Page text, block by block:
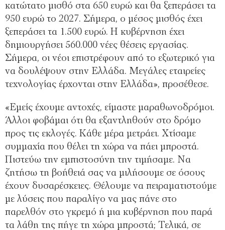
κατώτατο μισθό στα 650 ευρώ και θα ξεπεράσει τα
950 ευρώ το 2027. Σήμερα, ο μέσος μισθός έχει
ξεπεράσει τα 1.500 ευρώ. Η κυβέρνηση έχει
δημιουργήσει 560.000 νέες θέσεις εργασίας.
Σήμερα, οι νέοι επιστρέφουν από το εξωτερικό για
να δουλέψουν στην Ελλάδα. Μεγάλες εταιρείες
τεχνολογίας έρχονται στην Ελλάδα», προσέθεσε.
«Εμείς έχουμε αντοχές, είμαστε μαραθωνοδρόμοι.
Άλλοι φοβάμαι ότι θα εξαντληθούν στο δρόμο
προς τις εκλογές. Κάθε μέρα μετράει. Χτίσαμε
συμμαχία που θέλει τη χώρα να πάει μπροστά.
Πιστεύω την εμπιστοσύνη την τιμήσαμε. Να
ζητήσω τη βοήθειά σας να μιλήσουμε σε όσους
έχουν δυσαρέσκειες. Θέλουμε να πειραματιστούμε
με λύσεις που παραλίγο να μας πάνε στο
παρελθόν στο γκρεμό ή μια κυβέρνηση που παρά
τα λάθη της πήγε τη χώρα μπροστά; Τελικά, σε